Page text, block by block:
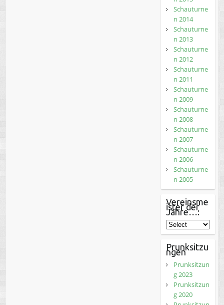
Schauturne
n 2014
Schauturne
n 2013
Schauturne
n 2012
Schauturne
n 2011
Schauturne
n 2009
Schauturne
n 2008
Schauturne
n 2007
Schauturne
n 2006
Schauturne
n 2005
Vereinsme
ister der
Jahre…:
Prunksitzu
ngen
Prunksitzun
g 2023
Prunksitzun
g 2020